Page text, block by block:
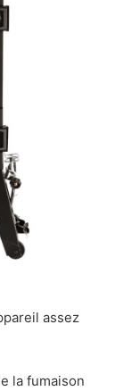
assez
la fumaison